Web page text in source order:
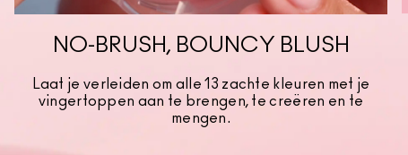
NO-BRUSH, BOUNCY BLUSH
Laat je verleiden om alle 13 zachte kleuren met je
vingertoppen aan te brengen, te creëren en te
mengen.